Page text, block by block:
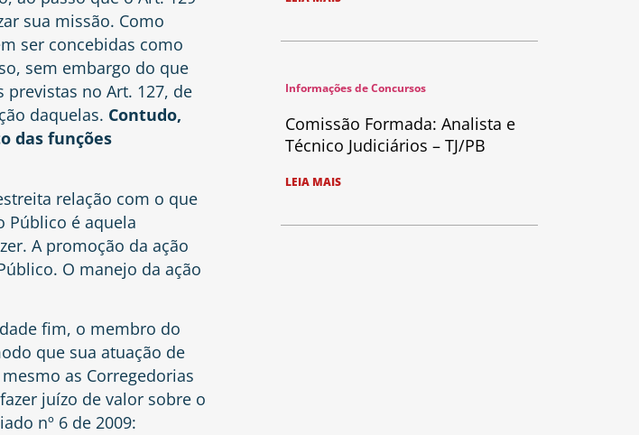
sua missão. Como
ser concebidas como
sem embargo do que
previstas no Art. 127, de
daquelas. Contudo,
das funções
relação com o que
Público é aquela
A promoção da ação
O manejo da ação
fim, o membro do
que sua atuação de
as Corregedorias
juízo de valor sobre o
nº 6 de 2009:
Informações de Concursos
Comissão Formada: Analista e
Técnico Judiciários – TJ/PB
LEIA MAIS